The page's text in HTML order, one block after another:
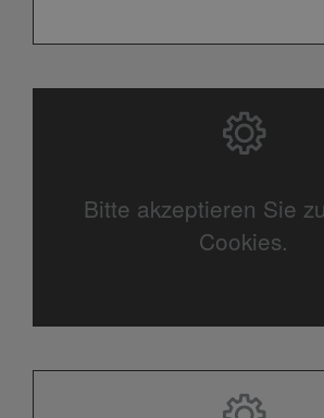
Bitte akzeptieren Sie
Cookies.